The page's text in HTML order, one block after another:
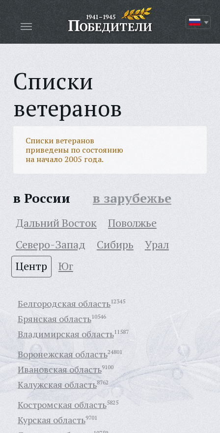
Списки
ветеранов
Списки ветеранов
приведены по состоянию
на начало 2005 года.
в России в зарубежье
Дальний Восток
Поволжье
Северо-Запад
Сибирь
Урал
Центр
Юг
Белгородская область12345
Брянская область10546
Владимирская область11587
Воронежская область24801
Ивановская область9100
Калужская область8762
Костромская область5825
Курская область9701